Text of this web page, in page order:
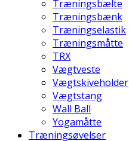
Træningsbælte
Træningsbænk
Træningselastik
Træningsmåtte
TRX
Vægtveste
Vægtskiveholder
Vægtstang
Wall Ball
Yogamåtte
Træningsøvelser